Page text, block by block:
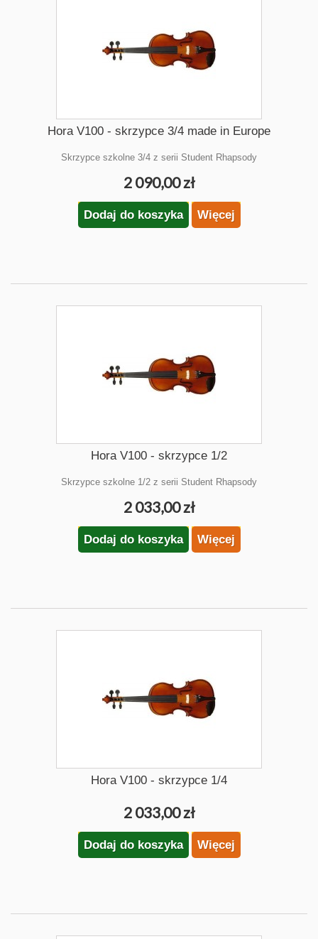
Hora V100 - skrzypce 3/4 made in Europe
Skrzypce szkolne 3/4 z serii Student Rhapsody
2 090,00 zł
Dodaj do koszyka Więcej
Hora V100 - skrzypce 1/2
Skrzypce szkolne 1/2 z serii Student Rhapsody
2 033,00 zł
Dodaj do koszyka Więcej
Hora V100 - skrzypce 1/4
2 033,00 zł
Dodaj do koszyka Więcej